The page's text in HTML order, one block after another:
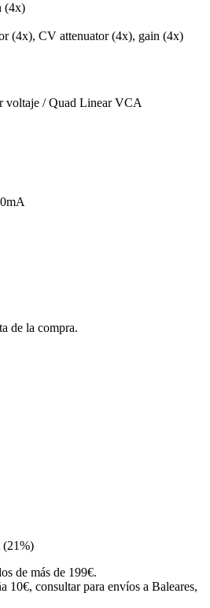
(4x)
(4x), CV attenuator (4x), gain (4x)
voltaje / Quad Linear VCA
de la compra.
(21%)
de más de 199€.
10€, consultar para envíos a Baleares,